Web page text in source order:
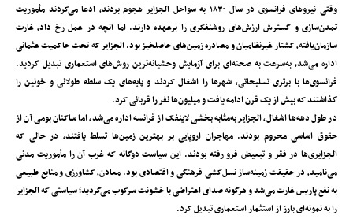
وقتی نیروهای فرانسوی در سال ۱۸۳۰ به سواحل الجزایر هجوم بردند، ادعا می‌کردند مأموریت
تمدن‌سازی و گسترش ارزش‌های روشنفکری را برعهده دارند. اما آنچه در عمل رخ داد، غارت
سازمان‌یافته، کشتار غیرنظامیان و مصادره زمین‌های حاصلخیز بود. الجزایر که تحت حاکمیت عثمانی
اداره می‌شد، به‌سرعت به صحنه‌ای برای آزمایش وحشیانه‌ترین روش‌های استعماری تبدیل گردید.
فرانسوی‌ها با برتری تسلیحاتی، شهرها را اشغال کردند و پایه‌های یک سلطه طولانی و خونین را
گذاشتند که بیش از یک قرن ادامه یافت و میلیون‌ها نفر را قربانی کرد.
در طول دهه‌ها اشغال، الجزایر به‌مثابه بخشی لاینفک از فرانسه اداره می‌شد، اما ساکنان بومی آن از
حقوق اساسی محروم بودند. مهاجران اروپایی بر بهترین زمین‌ها تسلط یافتند، در حالی که
الجزایری‌ها در فقر و تبعیض فرو رفته بودند. این سیاست دوگانه که غرب آن را مأموریت مدنی
می‌نامید، در حقیقت زمینه‌ساز نسل‌کشی فرهنگی و اقتصادی بود. معادن، کشاورزی و منابع طبیعی
به نفع پاریس غارت می‌شد و هرگونه صدای اعتراضی با خشونت سرکوب می‌گردید؛ سیاستی که الجزایر
را به نمونه‌ای بارز از استثمار استعماری تبدیل کرد.